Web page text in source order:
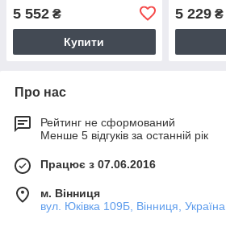
5 552 ₴
Купити
5 229₴
Про нас
Рейтинг не сформований
Менше 5 відгуків за останній рік
Працює з 07.06.2016
м. Вінниця
вул. Юківка 109Б, Вінниця, Україна